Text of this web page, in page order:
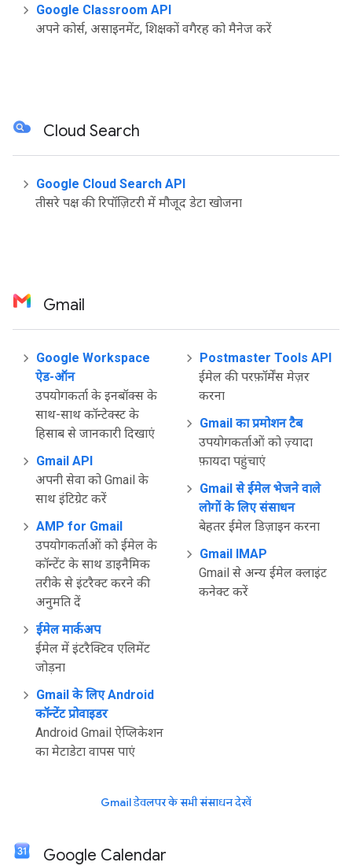
Google Classroom API
अपने कोर्स, असाइनमेंट, शिक्षकों वगैरह को मैनेज करें
Cloud Search
Google Cloud Search API
तीसरे पक्ष की रिपॉज़िटरी में मौजूद डेटा खोजना
Gmail
Google Workspace
ऐड-ऑन
उपयोगकर्ता के इनबॉक्स के
साथ-साथ कॉन्टेक्स्ट के
हिसाब से जानकारी दिखाएं
Gmail API
अपनी सेवा को Gmail के
साथ इंटिग्रेट करें
AMP for Gmail
उपयोगकर्ताओं को ईमेल के
कॉन्टेंट के साथ डाइनैमिक
तरीके से इंटरैक्ट करने की
अनुमति दें
ईमेल मार्कअप
ईमेल में इंटरैक्टिव एलिमेंट
जोड़ना
Gmail के लिए Android
कॉन्टेंट प्रोवाइडर
Android Gmail ऐप्लिकेशन
का मेटाडेटा वापस पाएं
Postmaster Tools API
ईमेल की परफ़ॉर्मेंस मेज़र
करना
Gmail का प्रमोशन टैब
उपयोगकर्ताओं को ज़्यादा
फ़ायदा पहुंचाएं
Gmail से ईमेल भेजने वाले
लोगों के लिए संसाधन
बेहतर ईमेल डिज़ाइन करना
Gmail IMAP
Gmail से अन्य ईमेल क्लाइंट
कनेक्ट करें
Gmail डेवलपर के सभी संसाधन देखें
Google Calendar